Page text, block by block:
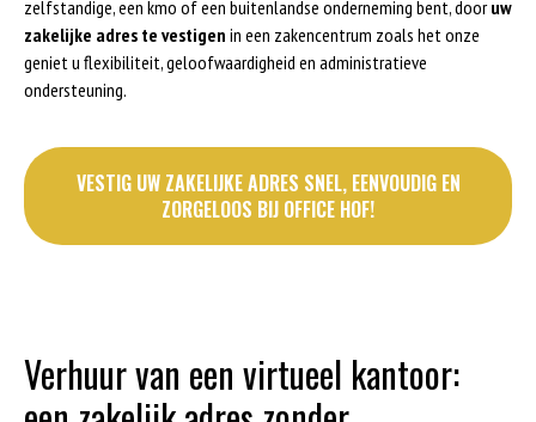
zelfstandige, een kmo of een buitenlandse onderneming bent, dooruw
zakelijke adres te vestigen in een zakencentrum zoals het onze
geniet u flexibiliteit, geloofwaardigheid en administratieve
ondersteuning.
VESTIG UW ZAKELIJKE ADRES SNEL, EENVOUDIG EN
ZORGELOOS BIJ OFFICE HOF!
Verhuur van een virtueel kantoor: